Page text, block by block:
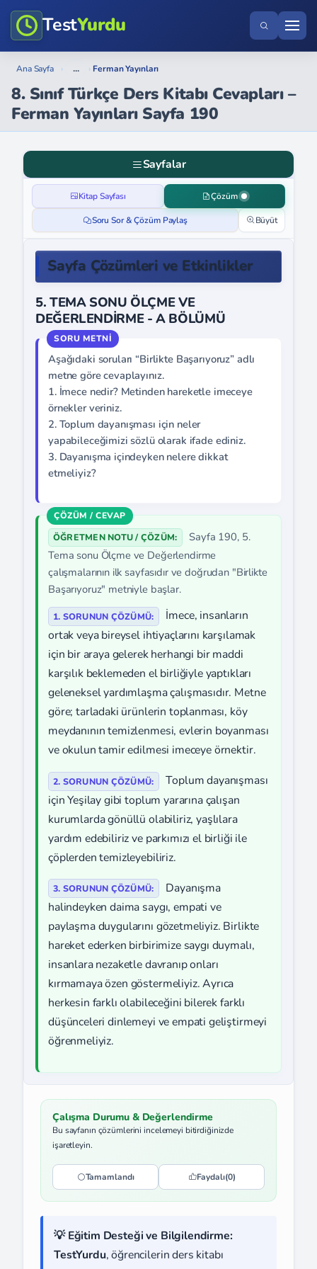
TestYurdu
Ana Sayfa › ... › Ferman Yayınları
8. Sınıf Türkçe Ders Kitabı Cevapları –
Ferman Yayınları Sayfa 190
Sayfalar
Kitap Sayfası Çözüm
Soru Sor & Çözüm Paylaş Büyüt
Sayfa Çözümleri ve Etkinlikler
5. TEMA SONU ÖLÇME VE
DEĞERLENDİRME - A BÖLÜMÜ
Aşağıdaki soruları “Birlikte Başarıyoruz” adlı
metne göre cevaplayınız.
1. İmece nedir? Metinden hareketle imeceye
örnekler veriniz.
2. Toplum dayanışması için neler
yapabileceğimizi sözlü olarak ifade ediniz.
3. Dayanışma içindeyken nelere dikkat
etmeliyiz?
ÖĞRETMEN NOTU / ÇÖZÜM:
Sayfa 190, 5.
Tema sonu Ölçme ve Değerlendirme
çalışmalarının ilk sayfasıdır ve doğrudan "Birlikte
Başarıyoruz" metniyle başlar.
1. SORUNUN ÇÖZÜMÜ:
İmece, insanların
ortak veya bireysel ihtiyaçlarını karşılamak
için bir araya gelerek herhangi bir maddi
karşılık beklemeden el birliğiyle yaptıkları
geleneksel yardımlaşma çalışmasıdır. Metne
göre; tarladaki ürünlerin toplanması, köy
meydanının temizlenmesi, evlerin boyanması
ve okulun tamir edilmesi imeceye örnektir.
2. SORUNUN ÇÖZÜMÜ:
Toplum dayanışması
için Yeşilay gibi toplum yararına çalışan
kurumlarda gönüllü olabiliriz, yaşlılara
yardım edebiliriz ve parkımızı el birliği ile
çöplerden temizleyebiliriz.
3. SORUNUN ÇÖZÜMÜ:
Dayanışma
halindeyken daima saygı, empati ve
paylaşma duygularını gözetmeliyiz. Birlikte
hareket ederken birbirimize saygı duymalı,
insanlara nezaketle davranıp onları
kırmamaya özen göstermeliyiz. Ayrıca
herkesin farklı olabileceğini bilerek farklı
düşünceleri dinlemeyi ve empati geliştirmeyi
öğrenmeliyiz.
Çalışma Durumu & Değerlendirme
Bu sayfanın çözümlerini incelemeyi bitirdiğinizde
işaretleyin.
Tamamlandı Faydalı(0)
💡 Eğitim Desteği ve Bilgilendirme:
TestYurdu, öğrencilerin ders kitabı